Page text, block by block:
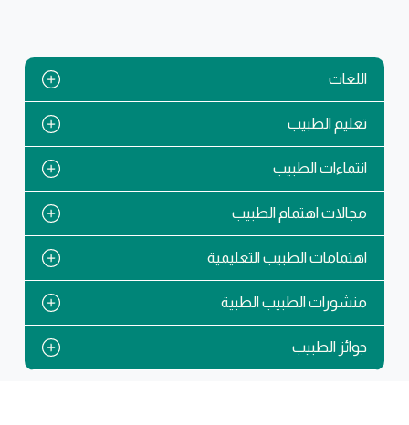
اللغات
تعليم الطبيب
انتماءات الطبيب
مجالات اهتمام الطبيب
اهتمامات الطبيب التعليمية
منشورات الطبيب الطبية
جوائز الطبيب